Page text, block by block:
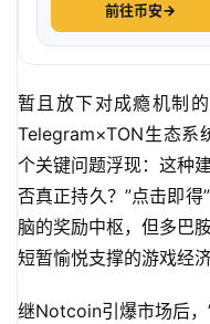
前往币安→
暂且放下对成瘾机制
Telegram×TON生态系
个关键问题浮现：这种
否真正持久？”点击即
脑的奖励中枢，但多巴
短暂愉悦支撑的游戏经
继Notcoin引爆市场后，